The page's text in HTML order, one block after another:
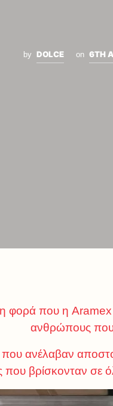
by DOLCE on 6TH
φορά που η Aramex
ανθρώπους που
ανέλαβαν
που βρίσκονταν